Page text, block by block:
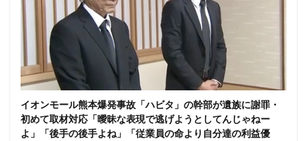
イオンモール熊本爆発事故「ハビタ」の幹部が遺族に謝罪・
初めて取材対応「曖昧な表現で逃げようとしてんじゃねー
よ」「後手の後手よね」「従業員の命より自分達の利益優